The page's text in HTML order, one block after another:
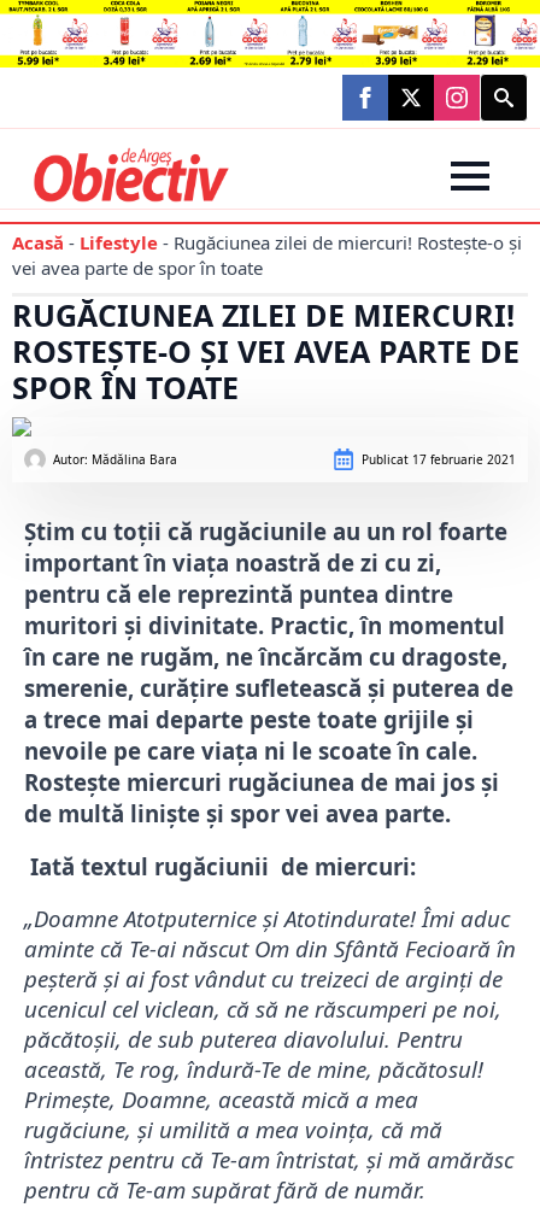
Search
for:
Acasă - Lifestyle - Rugăciunea zilei de miercuri! Rostește-o și
vei avea parte de spor în toate
RUGĂCIUNEA ZILEI DE MIERCURI!
ROSTEȘTE-O ȘI VEI AVEA PARTE DE
SPOR ÎN TOATE
Autor: Mădălina Bara Publicat 17 februarie 2021
Știm cu toții că rugăciunile au un rol foarte
important în viața noastră de zi cu zi,
pentru că ele reprezintă puntea dintre
muritori și divinitate. Practic, în momentul
în care ne rugăm, ne încărcăm cu dragoste,
smerenie, curățire sufletească și puterea de
a trece mai departe peste toate grijile și
nevoile pe care viața ni le scoate în cale.
Rostește miercuri rugăciunea de mai jos și
de multă liniște și spor vei avea parte.
Iată textul rugăciunii de miercuri:
„Doamne Atotputernice și Atotindurate! Îmi aduc
aminte că Te-ai născut Om din Sfântă Fecioară în
peșteră și ai fost vândut cu treizeci de arginți de
ucenicul cel viclean, că să ne răscumperi pe noi,
păcătoșii, de sub puterea diavolului. Pentru
această, Te rog, îndură-Te de mine, păcătosul!
Primește, Doamne, această mică a mea
rugăciune, și umilită a mea voința, că mă
întristez pentru că Te-am întristat, și mă amărăsc
pentru că Te-am supărat fără de număr.